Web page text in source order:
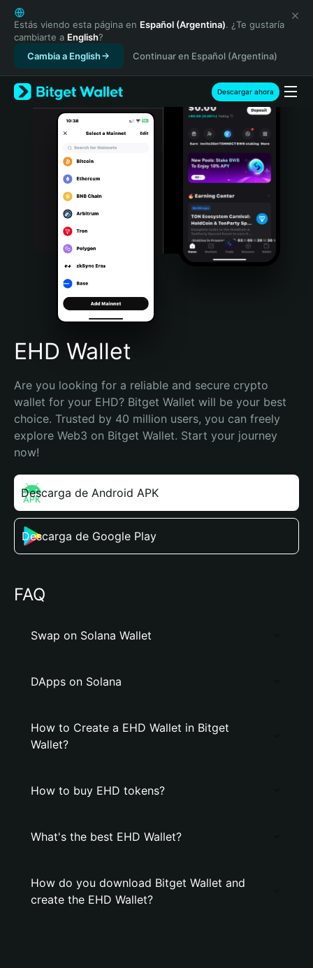
English
日本語
Tiếng Việt
Русский
Español (Latinoamérica)
Türkçe
Italiano
Português (Portugal)
Bahasa Indonesia
Português (Brasil)
Español (Argentina)
Estás viendo esta página en Español (Argentina). ¿Te gustaría
cambiarte a English?
Cambia a English
Continuar en Español (Argentina)
Descargar ahora
EHD Wallet
Are you looking for a reliable and secure crypto
wallet for your EHD? Bitget Wallet will be your best
choice. Trusted by 40 million users, you can freely
explore Web3 on Bitget Wallet. Start your journey
now!
Descarga de Android APK
Descarga de Google Play
FAQ
Swap on Solana Wallet
DApps on Solana
How to Create a EHD Wallet in Bitget
Wallet?
How to buy EHD tokens?
What's the best EHD Wallet?
How do you download Bitget Wallet and
create the EHD Wallet?